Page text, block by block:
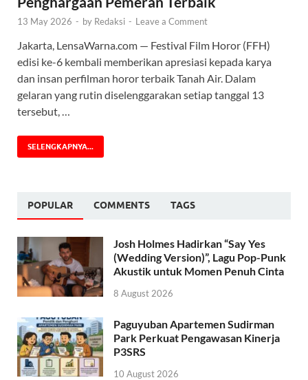
13 May 2026 - by Redaksi - Leave a Comment
Jakarta, LensaWarna.com — Festival Film Horor (FFH)
edisi ke-6 kembali memberikan apresiasi kepada karya
dan insan perfilman horor terbaik Tanah Air. Dalam
gelaran yang rutin diselenggarakan setiap tanggal 13
tersebut, …
SELENGKAPNYA...
POPULAR COMMENTS TAGS
Josh Holmes Hadirkan “Say Yes
(Wedding Version)”, Lagu Pop-Punk
Akustik untuk Momen Penuh Cinta
8 August 2026
Paguyuban Apartemen Sudirman
Park Perkuat Pengawasan Kinerja
P3SRS
10 August 2026